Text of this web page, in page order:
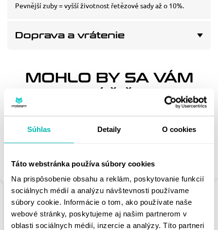
Súhlas Detaily O cookies
Táto webstránka používa súbory cookies
Na prispôsobenie obsahu a reklám, poskytovanie funkcií
sociálnych médií a analýzu návštevnosti používame
súbory cookie. Informácie o tom, ako používate naše
webové stránky, poskytujeme aj našim partnerom v
oblasti sociálnych médií, inzercie a analýzy. Títo partneri
Pevnější zuby = vyšší životnost řetězové sady až o 10%.
Doprava a vrátenie
MOHLO BY SA VÁM
PODOBNÉ PRODUKTY